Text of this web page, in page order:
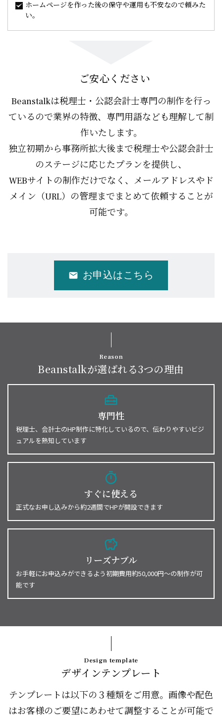
ホームページを作った後の保守や運用も不安なので頼みた
い。
ご安心ください
Beanstalkは税理士・公認会計士専門の制作を行っ
ているので業界の特徴、専門用語なども理解して制
作いたします。
独立初期から事務所拡大後まで税理士や公認会計士
のステージに応じたプランを提供し、
WEBサイトの制作だけでなく、メールアドレスやド
メイン（URL）の管理までまとめて依頼することが
可能です。
email お申込はこちら
Reason
Beanstalkが選ばれる3つの理由
home_repair_service
専門性
税理士、会計士のHP制作に特化しているので、伝わりやすいビジ
ュアルを熟知しています
timer
すぐに使える
正式なお申し込みから約2週間でHPが開設できます
savings
リーズナブル
お手軽にお申込みができるよう初期費用約50,000円〜の制作が可
能です
Design template
デザインテンプレート
テンプレートは以下の３種類をご用意。画像や配色
はお客様のご要望にあわせて調整することが可能で